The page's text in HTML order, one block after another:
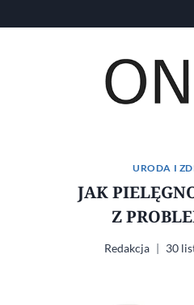
do
URODA I
JAK
Z
Redakcja 30